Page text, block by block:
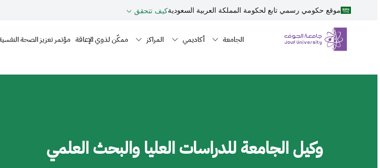
الجوف-جامعة الجوفإلى المحتوى الرئيسي
موقع حكومي رسمي تابع لحكومة المملكة العربية السعوديةكيف تتحقق
Primary
Main navigation
الجامعة أكاديمي المراكز ممكّن لذوي الإعاقة مؤتمر تعزيز الصحة النفسية
وكيل الجامعة للدراسات العليا والبحث العلمي